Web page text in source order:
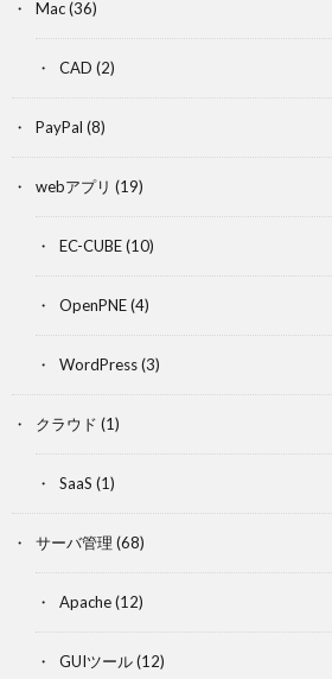
Mac(36)
CAD (2)
PayPal (8)
webアプリ (19)
EC-CUBE(10)
OpenPNE(4)
WordPress(3)
クラウド (1)
SaaS (1)
サーバ管理 (68)
Apache(12)
GUIツール(12)